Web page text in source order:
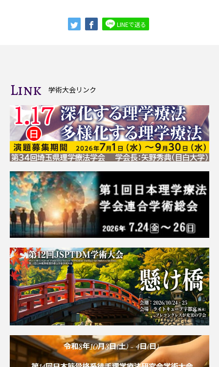
LINEで送る
Link 学術大会リンク